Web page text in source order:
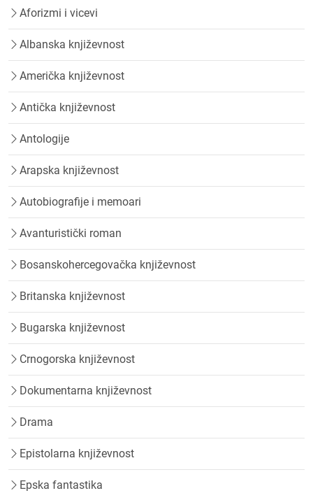
Aforizmi i vicevi
Albanska književnost
Američka književnost
Antička književnost
Antologije
Arapska književnost
Autobiografije i memoari
Avanturistički roman
Bosanskohercegovačka književnost
Britanska književnost
Bugarska književnost
Crnogorska književnost
Dokumentarna književnost
Drama
Epistolarna književnost
Epska fantastika